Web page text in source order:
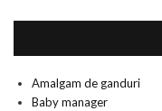
Amalgam de ganduri
Baby manager